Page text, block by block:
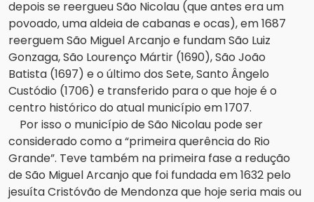
depois se reergueu São Nicolau (que antes era um
povoado, uma aldeia de cabanas e ocas), em 1687
reerguem São Miguel Arcanjo e fundam São Luiz
Gonzaga, São Lourenço Mártir (1690), São João
Batista (1697) e o último dos Sete, Santo Ângelo
Custódio (1706) e transferido para o que hoje é o
centro histórico do atual município em 1707.
Por isso o município de São Nicolau pode ser
considerado como a “primeira querência do Rio
Grande”. Teve também na primeira fase a redução
de São Miguel Arcanjo que foi fundada em 1632 pelo
jesuíta Cristóvão de Mendonza que hoje seria mais ou